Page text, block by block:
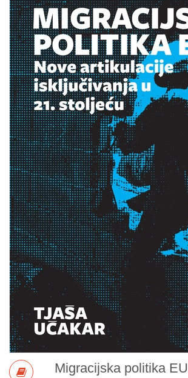
Migracijska politika EU